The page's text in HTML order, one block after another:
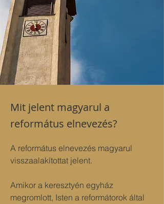
Mit jelent magyarul a
református elnevezés?
A református elnevezés magyarul
visszaalakítottat jelent.
Amikor a keresztyén egyház
megromlott, Isten a reformátorok által